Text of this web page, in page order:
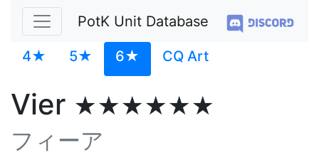
PotK Unit Database
4★ 5★ 6★ CQ Art
Vier ★★★★★★
フィーア